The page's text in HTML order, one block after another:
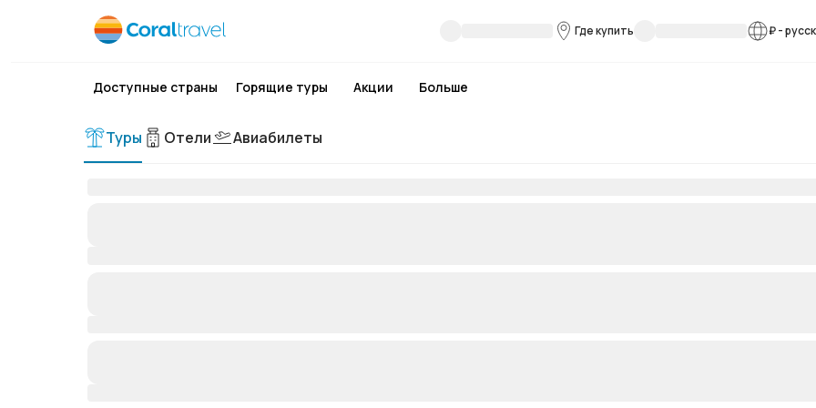
Где купить ₽-
Доступные страны Горящие туры Акции Больше
Туры Отели Авиабилеты